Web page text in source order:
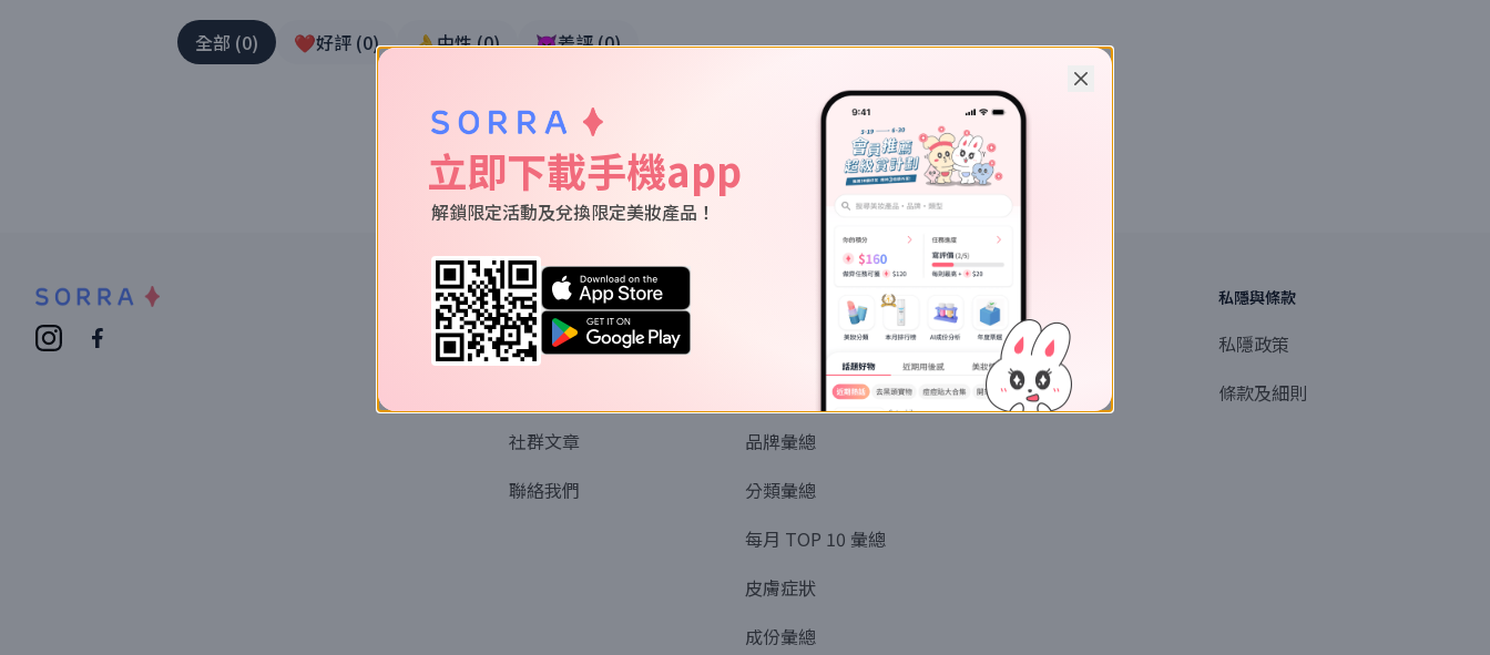
全部 (0) ❤️好評 (0) 👌中性(0) 👿差評(0)
關於我們
認識SORRA
社群文章
聯絡我們
品牌彙總
分類彙總
每月 TOP 10 彙總
皮膚症狀
成份彙總
探索
商業或媒體聯絡
產品提名
私隱與條款
私隱政策
條款及細則
立即下載手機app
解鎖限定活動及兌換限定美妝產品！